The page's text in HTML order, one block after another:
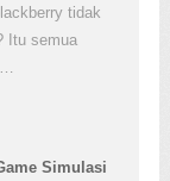
tidak
Itu semua
…
Simulasi